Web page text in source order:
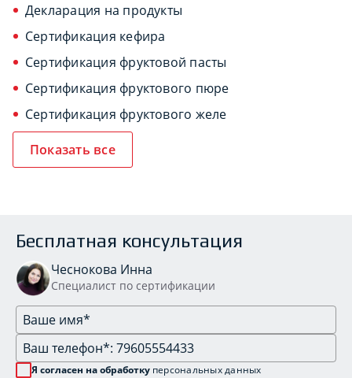
Декларация на продукты
Сертификация кефира
Сертификация фруктовой пасты
Сертификация фруктового пюре
Сертификация фруктового желе
Показать все
Бесплатная консультация
Чеснокова Инна
Специалист по сертификации
Я согласен на обработку персональных данных